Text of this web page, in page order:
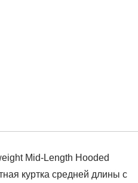
Mid-Length Hooded
куртка средней длины с